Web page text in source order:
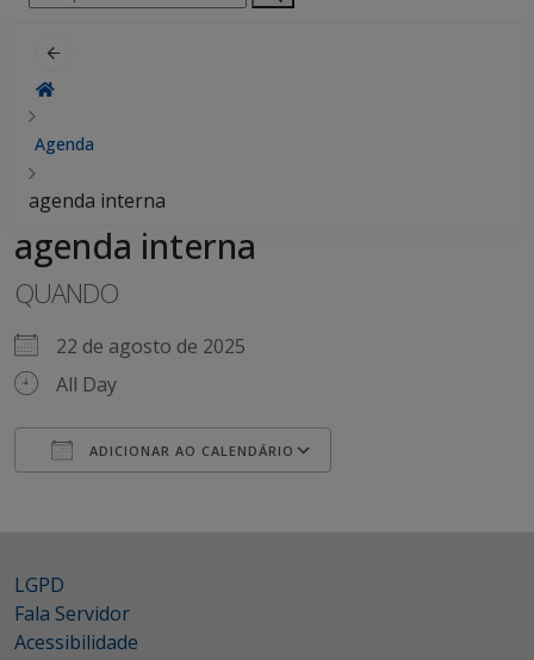
por:
Agenda
agenda interna
agenda interna
QUANDO
22 de agosto de 2025
All Day
ADICIONAR AO CALENDÁRIO
LGPD
Fala Servidor
Acessibilidade